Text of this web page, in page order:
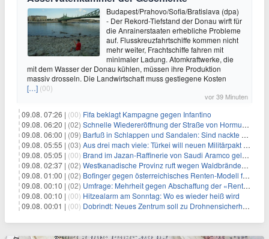
Budapest/Prahovo/Sofia/Bratislava (dpa)
- Der Rekord-Tiefstand der Donau wirft für
die Anrainerstaaten erhebliche Probleme
auf. Flusskreuzfahrtschiffe kommen nicht
mehr weiter, Frachtschiffe fahren mit
minimaler Ladung. Atomkraftwerke, die
mit dem Wasser der Donau kühlen, müssen ihre Produktion
massiv drosseln. Die Landwirtschaft muss gestiegene Kosten
[…] (00)
vor 39 Minuten
09.08. 07:26 | (00) Fifa beklagt Kampagne gegen Infantino
09.08. 06:20 | (02) Schnelle Wiedereröffnung der Straße von Hormus ungewiss
09.08. 06:00 | (09) Barfuß in Schlappen und Sandalen: Sind nackte Füße eklig?
09.08. 05:55 | (03) Aus drei mach viele: Türkei will neuen Militärpakt erweitern
09.08. 05:05 | (00) Brand im Jazan-Raffinerie von Saudi Aramco gelöscht: Auswirkungen auf die Energiemärkte
09.08. 02:37 | (02) Westkanadische Provinz ruft wegen Waldbränden Notstand aus
09.08. 01:00 | (02) Bofinger gegen österreichisches Renten-Modell für Schwerarbeiter
09.08. 00:10 | (02) Umfrage: Mehrheit gegen Abschaffung der «Rente mit 63»
09.08. 00:10 | (00) Hitzealarm am Sonntag: Wo es wieder heiß wird
09.08. 00:01 | (00) Dobrindt: Neues Zentrum soll zu Drohnensicherheit forschen